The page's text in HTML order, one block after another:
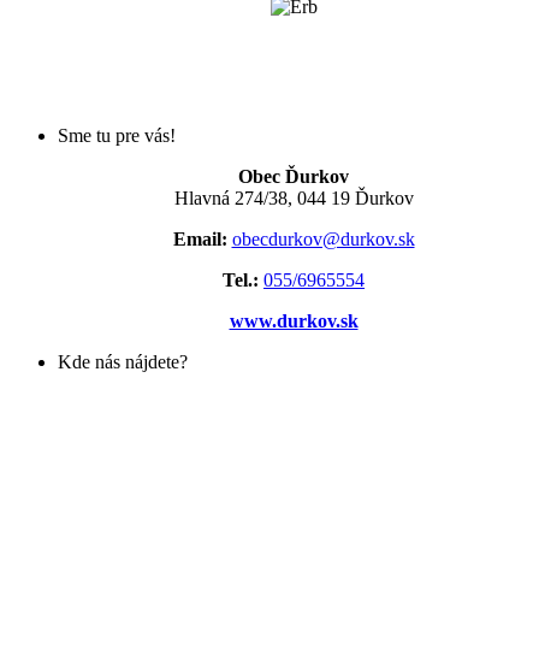
Sme tu pre vás!
Obec Ďurkov
Hlavná 274/38, 044 19 Ďurkov
Email: obecdurkov@durkov.sk
Tel.: 055/6965554
www.durkov.sk
Kde nás nájdete?